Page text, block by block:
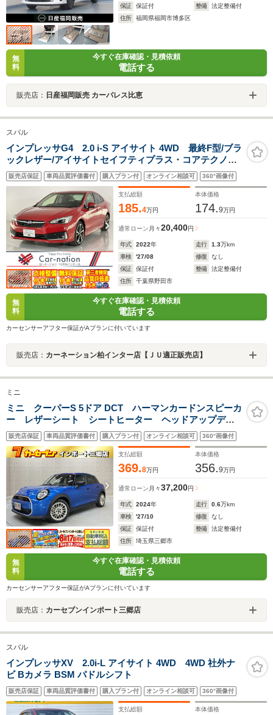
保証
保証付 整備
法定整備付
住所
福岡県福岡市博多区
無
料
今すぐ在庫確認・見積依頼
電話する
販売店： 日産福岡販売 カーパレス比恵
スバル
インプレッサG4 2.0 i-S アイサイト 4WD 最終F型/ブラ
ックレザー/アイサイトセイフティプラス・コアテクノロ
ジー/アダプティブドライビングビーム/前席パワーシー
ト・シートヒーター/F・S・Bカメラ/純正Panasonicナビ/
ブルーレイ再生/ETC2.0/ドラレコ
販売店保証 車両品質評価書付 購入プラン付 オンライン相談可 360°画像付
支払総額
185.4万円
本体価格
174.9万円
通常ローン 月々20,400円
年式 2022年 走行 1.3万km
車検
'27/08 修復
なし
保証
保証付 整備
法定整備付
住所
千葉県野田市
無
料
今すぐ在庫確認・見積依頼
電話する
カーセンサーアフター保証がAプランに付いています
販売店： カーネーション柏インター店【ＪＵ適正販売店】
ミニ
ミニ クーパーS 5ドア DCT ハーマンカードンスピーカ
ー レザーシート シートヒーター ヘッドアップディ
スプレイ アダクティブクルーズコントロール バック
カメラ ブラインドスポットモニター レーンキープア
シスト
販売店保証 車両品質評価書付 購入プラン付 オンライン相談可 360°画像付
支払総額
369.8万円
本体価格
356.9万円
通常ローン 月々37,200円
年式 2024年 走行 0.6万km
車検
'27/10 修復
なし
保証
保証付 整備
法定整備付
住所
埼玉県三郷市
無
料
今すぐ在庫確認・見積依頼
電話する
カーセンサーアフター保証がAプランに付いています
販売店： カーセブンインポート三郷店
スバル
インプレッサXV 2.0i-L アイサイト 4WD 4WD 社外ナ
ビ Bカメラ BSM パドルシフト
販売店保証 車両品質評価書付 購入プラン付 オンライン相談可 360°画像付
支払総額 本体価格